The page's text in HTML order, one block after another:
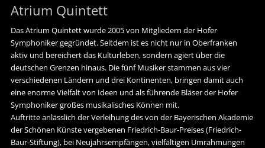
Atrium Quintett
Das Atrium Quintett wurde 2005 von Mitgliedern der Hofer
Symphoniker gegründet. Seitdem ist es nicht nur in Oberfranken
aktiv und bereichert das Kulturleben, sondern agiert über die
deutschen Grenzen hinaus. Die fünf Musiker stammen aus vier
verschiedenen Ländern und drei Kontinenten, bringen damit auch
eine enorme Vielfalt von Ideen und als führende Bläser der Hofer
Symphoniker großes musikalisches Können mit.
Auftritte anlässlich der Verleihung des von der Bayerischen Akademie
der Schönen Künste vergebenen Friedrich-Baur-Preises (Friedrich-
Baur-Stiftung), bei Neujahrsempfängen, vielfältigen Umrahmungen